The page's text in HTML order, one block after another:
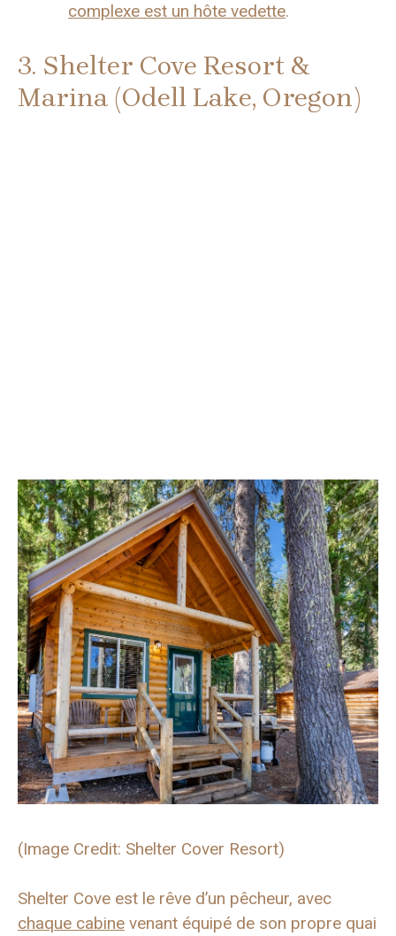
complexe est un hôte vedette.
3. Shelter Cove Resort &
Marina (Odell Lake, Oregon)
(Image Credit: Shelter Cover Resort)
Shelter Cove est le rêve d’un pêcheur, avec
chaque cabine venant équipé de son propre quai